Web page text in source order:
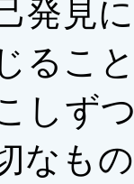
発見
るこ
しず
なも